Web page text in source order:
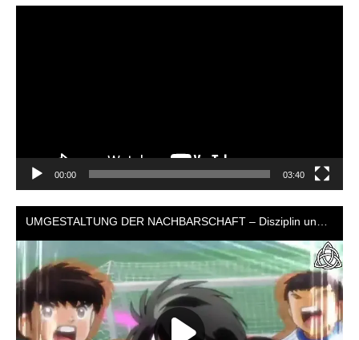
00:00 03:40